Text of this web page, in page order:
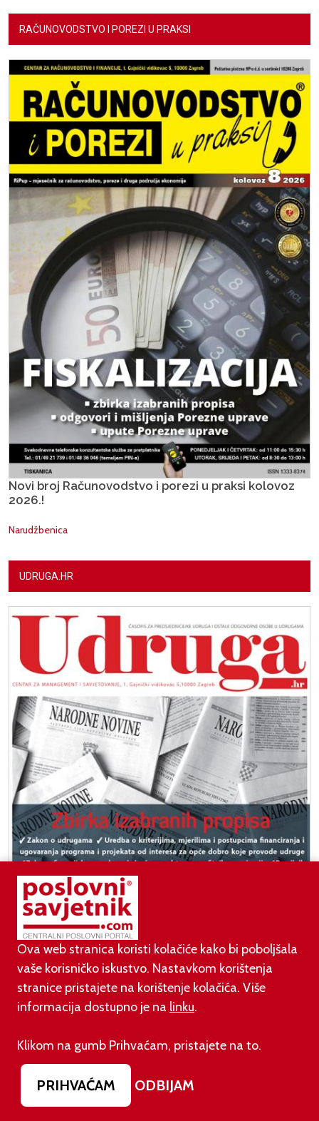
RAČUNOVODSTVO I POREZI U PRAKSI
Novi broj Računovodstvo i porezi u praksi kolovoz
2026.!
Narudžbenica
UDRUGA.HR
Narudžbenica
NEWSLETTER
Ova web stranica koristi kolačiće kako bi poboljšala
vaše korisničko iskustvo. Nastavkom korištenja
stranice pristajete na korištenje kolačića. Više
informacija dostupno je na linku.
Klikom na gumb Prihvaćam, pristajete na to.
PRIHVAĆAM ODBIJAM